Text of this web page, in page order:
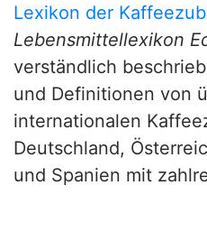
Lexikon der
Lebensmittellexikon
verständlich
und Definitionen von
internationalen
Deutschland,
und Spanien mit